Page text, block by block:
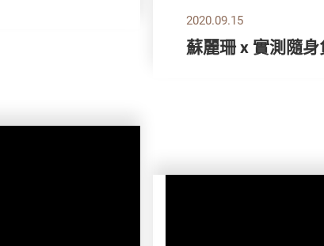
2020.09.15
蘇麗珊 x 實測隨